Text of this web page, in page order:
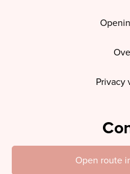
Privacy
Open route